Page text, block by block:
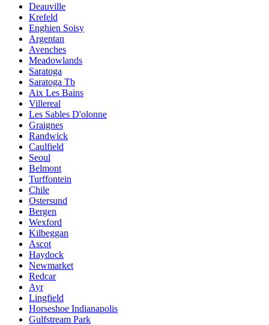
Deauville
Krefeld
Enghien Soisy
Argentan
Avenches
Meadowlands
Saratoga
Saratoga Tb
Aix Les Bains
Villereal
Les Sables D'olonne
Graignes
Randwick
Caulfield
Seoul
Belmont
Turffontein
Chile
Ostersund
Bergen
Wexford
Kilbeggan
Ascot
Haydock
Newmarket
Redcar
Ayr
Lingfield
Horseshoe Indianapolis
Gulfstream Park